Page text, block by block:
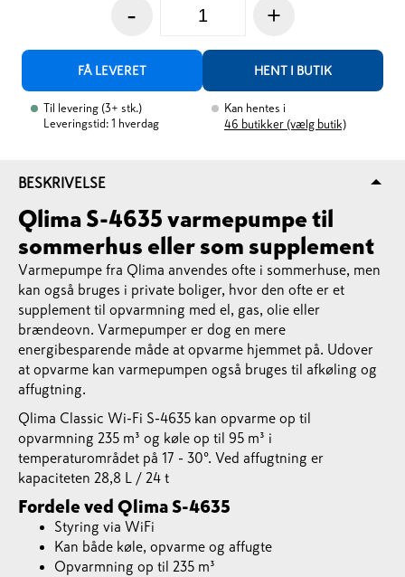
- +
FÅ LEVERET HENT I BUTIK
Til levering (3+ stk.)
Leveringstid: 1 hverdag
Kan hentes i
46 butikker (vælg butik)
BESKRIVELSE
Qlima S-4635 varmepumpe til
sommerhus eller som supplement
Varmepumpe fra Qlima anvendes ofte i sommerhuse, men
kan også bruges i private boliger, hvor den ofte er et
supplement til opvarmning med el, gas, olie eller
brændeovn. Varmepumper er dog en mere
energibesparende måde at opvarme hjemmet på. Udover
at opvarme kan varmepumpen også bruges til afkøling og
affugtning.
Qlima Classic Wi-Fi S-4635 kan opvarme op til
opvarmning 235 m³ og køle op til 95 m³ i
temperaturområdet på 17 - 30°. Ved affugtning er
kapaciteten 28,8 L / 24 t
Fordele ved Qlima S-4635
Styring via WiFi
Kan både køle, opvarme og affugte
Opvarmning op til 235 m³